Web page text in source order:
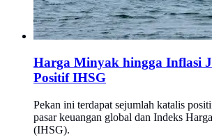
Harga Minyak hingga Inflasi
Positif IHSG
Pekan ini terdapat sejumlah katalis
pasar keuangan global dan Indeks
(IHSG).